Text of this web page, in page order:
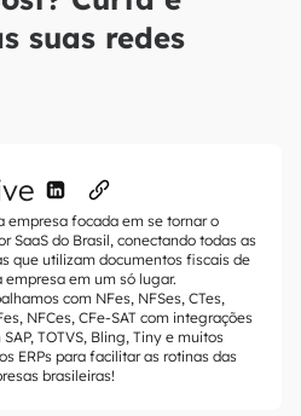
suas redes
empresa focada em se tornar o
SaaS do Brasil, conectando todas as
que utilizam documentos fiscais de
empresa em um só lugar.
com NFes, NFSes, CTes,
NFCes, CFe-SAT com integrações
SAP, TOTVS, Bling, Tiny e muitos
ERPs para facilitar as rotinas das
brasileiras!